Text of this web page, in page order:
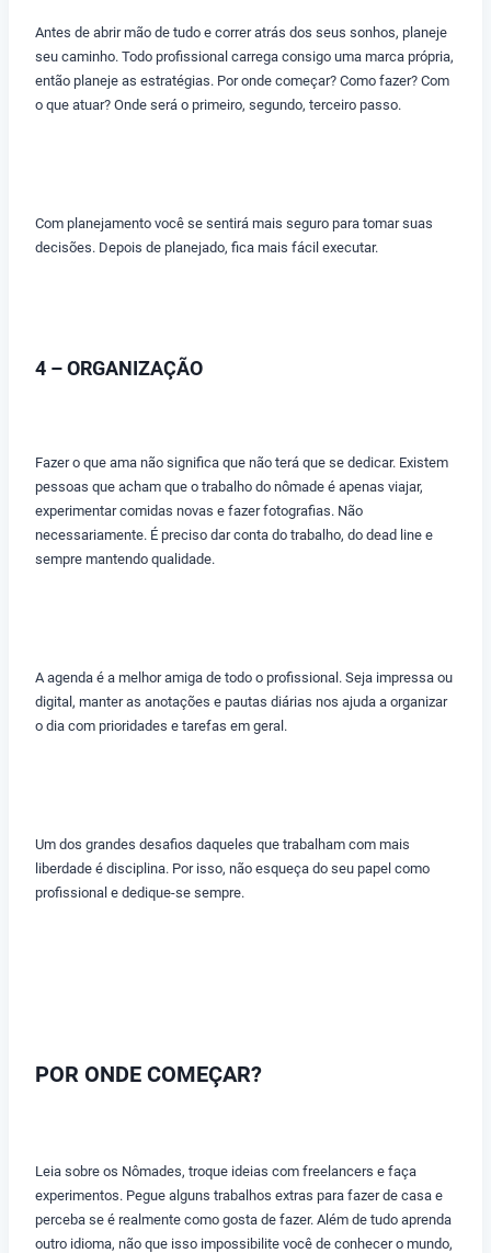
Antes de abrir mão de tudo e correr atrás dos seus sonhos, planeje
seu caminho. Todo profissional carrega consigo uma marca própria,
então planeje as estratégias. Por onde começar? Como fazer? Com
o que atuar? Onde será o primeiro, segundo, terceiro passo.
Com planejamento você se sentirá mais seguro para tomar suas
decisões. Depois de planejado, fica mais fácil executar.
4 – ORGANIZAÇÃO
Fazer o que ama não significa que não terá que se dedicar. Existem
pessoas que acham que o trabalho do nômade é apenas viajar,
experimentar comidas novas e fazer fotografias. Não
necessariamente. É preciso dar conta do trabalho, do dead line e
sempre mantendo qualidade.
A agenda é a melhor amiga de todo o profissional. Seja impressa ou
digital, manter as anotações e pautas diárias nos ajuda a organizar
o dia com prioridades e tarefas em geral.
Um dos grandes desafios daqueles que trabalham com mais
liberdade é disciplina. Por isso, não esqueça do seu papel como
profissional e dedique-se sempre.
POR ONDE COMEÇAR?
Leia sobre os Nômades, troque ideias com freelancers e faça
experimentos. Pegue alguns trabalhos extras para fazer de casa e
perceba se é realmente como gosta de fazer. Além de tudo aprenda
outro idioma, não que isso impossibilite você de conhecer o mundo,